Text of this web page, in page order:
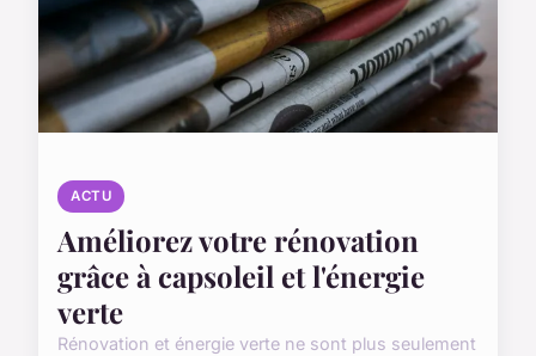
ACTU
Améliorez votre rénovation
grâce à capsoleil et l'énergie
verte
Rénovation et énergie verte ne sont plus seulement